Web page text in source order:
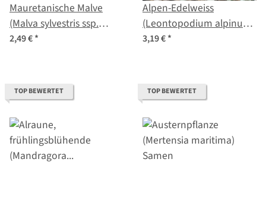
Mauretanische Malve
(Malva sylvestris ssp.
mauritiana) Samen
2,49 €*
Alpen-Edelweiss
(Leontopodium alpinum)
Samen
3,19 €*
TOP BEWERTET TOP BEWERTET